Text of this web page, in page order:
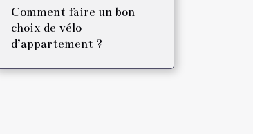
Comment faire un bon
choix de vélo
d’appartement ?